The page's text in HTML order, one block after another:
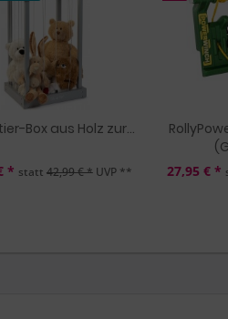
Box aus Holz zur...
* statt 42,99 € *UVP ** 27,95 € *